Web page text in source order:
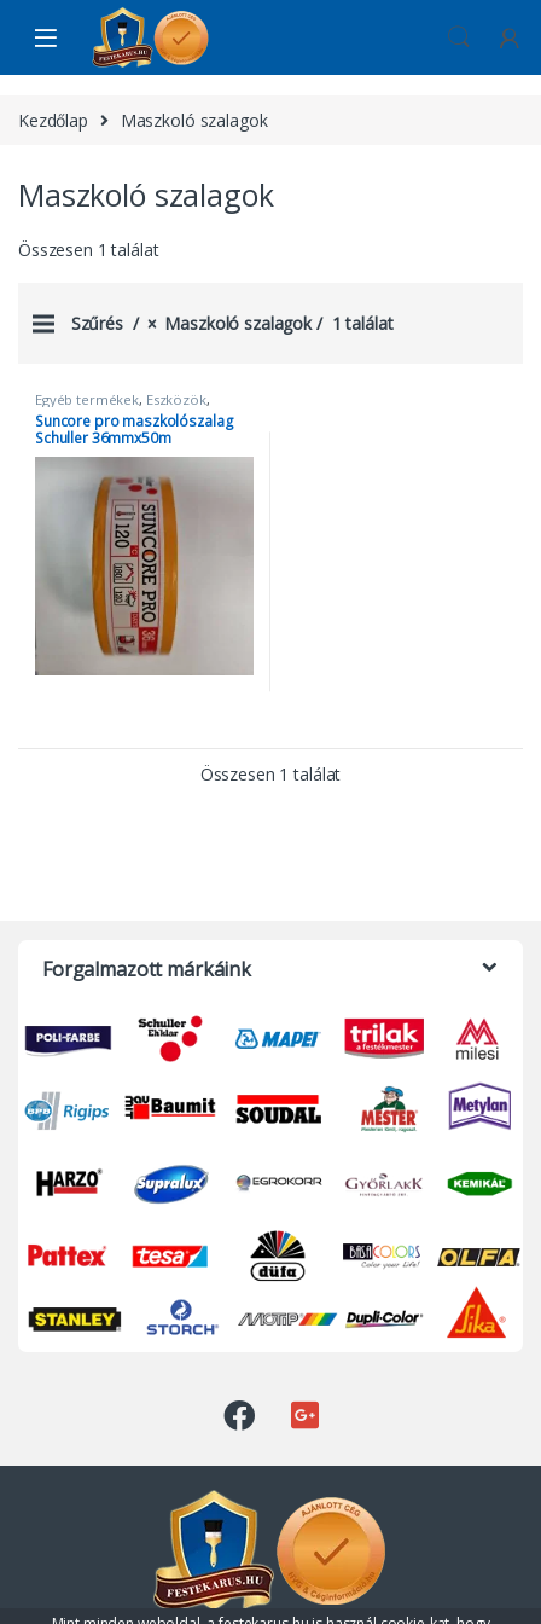
Skip to navigation
Skip to content
Kezdőlap Maszkoló szalagok
Maszkoló szalagok
Összesen 1 találat
Szűrés Maszkoló szalagok 1 találat
Egyéb termékek, Eszközök,
Maszkoló szalagok,Suncore
maszkoló,Szalagok,Takarópapír
és fólia
Suncore pro maszkolószalag
Schuller 36mmx50m
Összesen 1 találat
Forgalmazott márkáink